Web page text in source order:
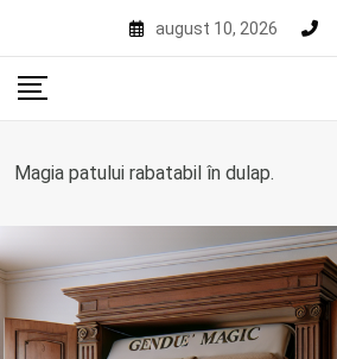
content
august 10, 2026
Magia patului rabatabil în dulap.